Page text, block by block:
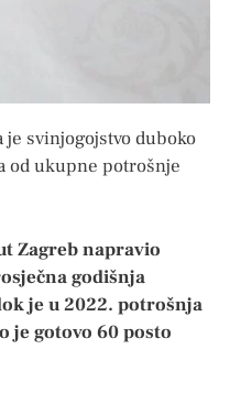
svinjogojstvo duboko
od ukupne potrošnje
Zagreb napravio
godišnja
je u 2022. potrošnja
je gotovo 60 posto